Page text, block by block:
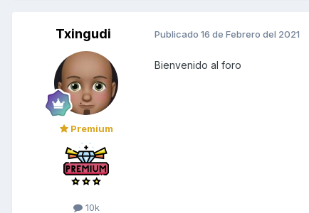
Txingudi
Premium
10k
Publicado 16 de Febrero del 2021
Bienvenido al foro